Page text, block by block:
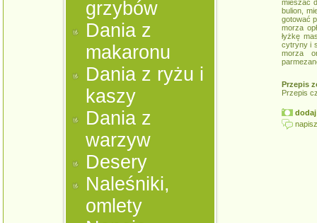
grzybów
Dania z
makaronu
Dania z ryżu i
kaszy
Dania z
warzyw
Desery
Naleśniki,
omlety
mieszać
bulion,
gotować
morza
łyżkę
cytryny i
morza
Przepis
Przepis